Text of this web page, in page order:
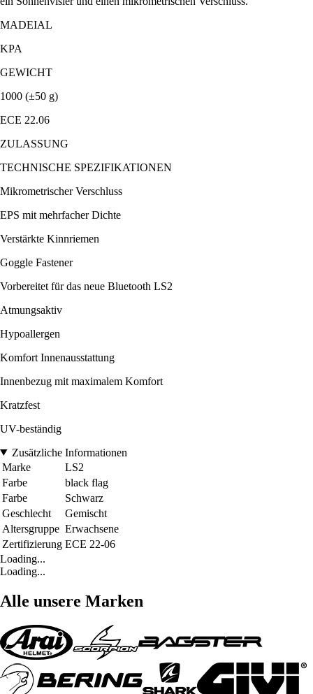
MADEIAL
KPA
GEWICHT
1000 (±50 g)
ECE 22.06
ZULASSUNG
TECHNISCHE SPEZIFIKATIONEN
Mikrometrischer Verschluss
EPS mit mehrfacher Dichte
Verstärkte Kinnriemen
Goggle Fastener
Vorbereitet für das neue Bluetooth LS2
Atmungsaktiv
Hypoallergen
Komfort Innenausstattung
Innenbezug mit maximalem Komfort
Kratzfest
UV-beständig
Zusätzliche Informationen
Marke
LS2
Farbe
black flag
Farbe
Schwarz
Geschlecht
Gemischt
Altersgruppe Erwachsene
Zertifizierung ECE 22-06
Loading...
Loading...
Alle unsere Marken